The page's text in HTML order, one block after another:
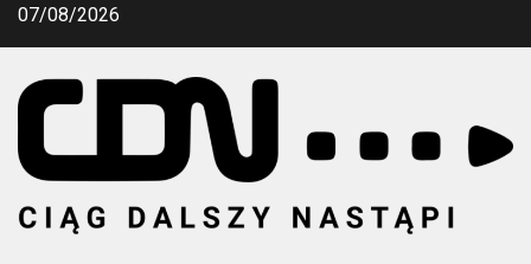
Przejdź
07/08/2026